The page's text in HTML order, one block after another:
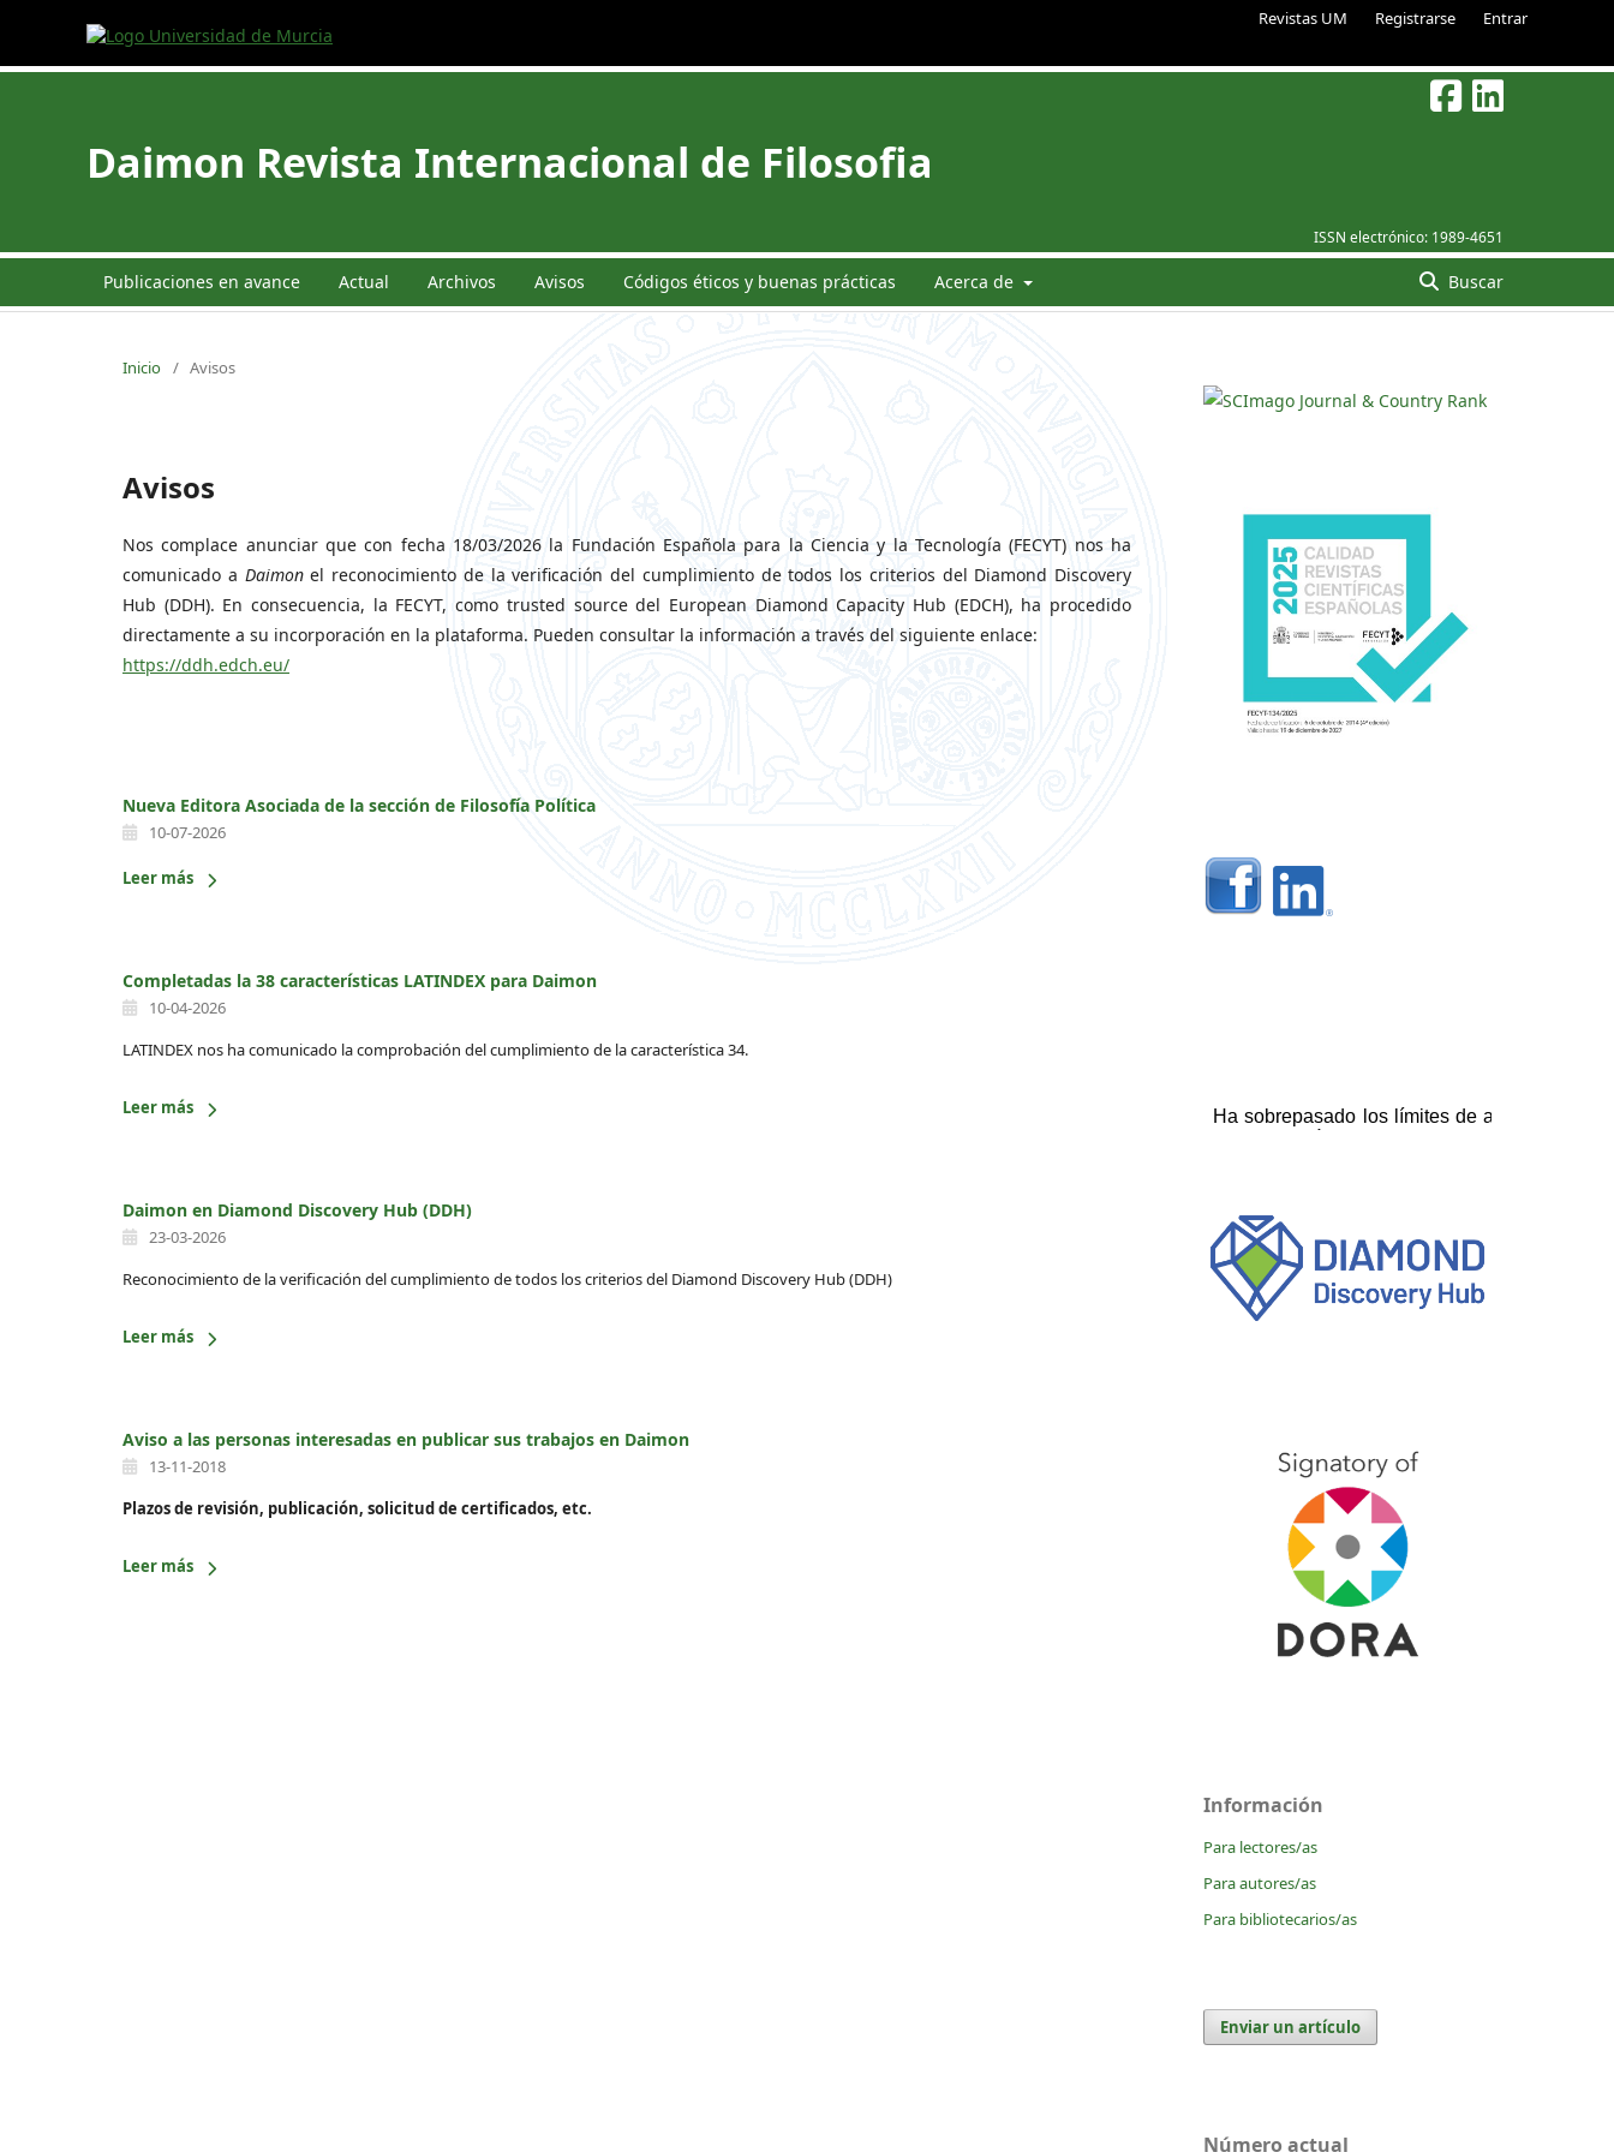
Revistas UM Registrarse Entrar
ISSN electrónico: 1989-4651
Daimon Revista Internacional de Filosofia
Publicaciones en avance Actual Archivos Avisos Códigos éticos y buenas prácticas Acerca de Buscar
Inicio / Avisos
Avisos
Nos complace anunciar que con fecha 18/03/2026 la Fundación Española para la Ciencia y la Tecnología (FECYT) nos ha
comunicado a Daimonel reconocimiento de la verificación del cumplimiento de todos los criterios del Diamond Discovery
Hub (DDH). En consecuencia, la FECYT, como trusted source del European Diamond Capacity Hub (EDCH), ha procedido
directamente a su incorporación en la plataforma. Pueden consultar la información a través del siguiente enlace:
https://ddh.edch.eu/
Nueva Editora Asociada de la sección de Filosofía Política
10-07-2026
Leer más
Completadas la 38 características LATINDEX para Daimon
10-04-2026
LATINDEX nos ha comunicado la comprobación del cumplimiento de la característica 34.
Leer más
Daimon en Diamond Discovery Hub (DDH)
23-03-2026
Reconocimiento de la verificación del cumplimiento de todos los criterios del Diamond Discovery Hub (DDH)
Leer más
Aviso a las personas interesadas en publicar sus trabajos en Daimon
13-11-2018
Plazos de revisión, publicación, solicitud de certificados, etc.
Leer más
Información
Para lectores/as
Para autores/as
Para bibliotecarios/as
Enviar un artículo
Número actual